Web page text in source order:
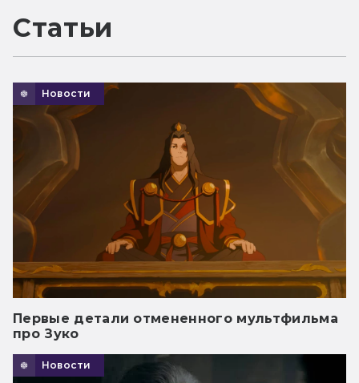
Статьи
Новости
Первые детали отмененного мультфильма
про Зуко
Новости